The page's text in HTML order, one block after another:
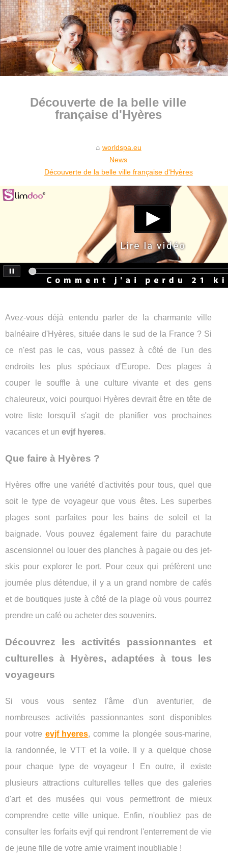
Découverte de la belle ville
française d'Hyères
worldspa.eu
News
Découverte de la belle ville française d'Hyères
Avez-vous déjà entendu parler de la charmante ville
balnéaire d'Hyères, située dans le sud de la France ? Si
ce n'est pas le cas, vous passez à côté de l'un des
endroits les plus spéciaux d'Europe. Des plages à
couper le souffle à une culture vivante et des gens
chaleureux, voici pourquoi Hyères devrait être en tête de
votre liste lorsqu'il s'agit de planifier vos prochaines
vacances et un evjf hyeres.
Que faire à Hyères ?
Hyères offre une variété d'activités pour tous, quel que
soit le type de voyageur que vous êtes. Les superbes
plages sont parfaites pour les bains de soleil et la
baignade. Vous pouvez également faire du parachute
ascensionnel ou louer des planches à pagaie ou des jet-
skis pour explorer le port. Pour ceux qui préfèrent une
journée plus détendue, il y a un grand nombre de cafés
et de boutiques juste à côté de la plage où vous pourrez
prendre un café ou acheter des souvenirs.
Découvrez les activités passionnantes et
culturelles à Hyères, adaptées à tous les
voyageurs
Si vous vous sentez l'âme d'un aventurier, de
nombreuses activités passionnantes sont disponibles
pour votre evjf hyeres, comme la plongée sous-marine,
la randonnée, le VTT et la voile. Il y a quelque chose
pour chaque type de voyageur ! En outre, il existe
plusieurs attractions culturelles telles que des galeries
d'art et des musées qui vous permettront de mieux
comprendre cette ville unique. Enfin, n'oubliez pas de
consulter les forfaits evjf qui rendront l'enterrement de vie
de jeune fille de votre amie vraiment inoubliable !